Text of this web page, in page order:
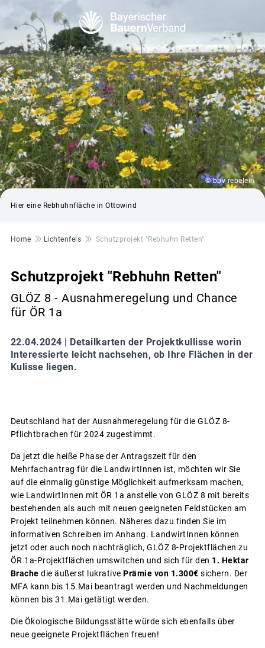
© bbv rebelein
Hier eine Rebhuhnfläche in Ottowind
Pfadnavigation
Home Lichtenfels Schutzprojekt "Rebhuhn Retten"
Schutzprojekt "Rebhuhn Retten"
GLÖZ 8 - Ausnahmeregelung und Chance
für ÖR 1a
22.04.2024 |
Detailkarten der Projektkullisse worin
Interessierte leicht nachsehen, ob Ihre Flächen in der
Kulisse liegen.
Deutschland hat der Ausnahmeregelung für die GLÖZ 8-
Pflichtbrachen für 2024 zugestimmt.
Da jetzt die heiße Phase der Antragszeit für den
Mehrfachantrag für die LandwirtInnen ist, möchten wir Sie
auf die einmalig günstige Möglichkeit aufmerksam machen,
wie LandwirtInnen mit ÖR 1a anstelle von GLÖZ 8 mit bereits
bestehenden als auch mit neuen geeigneten Feldstücken am
Projekt teilnehmen können. Näheres dazu finden Sie im
informativen Schreiben im Anhang. LandwirtInnen können
jetzt oder auch noch nachträglich, GLÖZ 8-Projektflächen zu
ÖR 1a-Projektflächen umswitchen und sich für den 1. Hektar
Brache die äußerst lukrative Prämie von 1.300€ sichern. Der
MFA kann bis 15.Mai beantragt werden und Nachmeldungen
können bis 31.Mai getätigt werden.
Die Ökologische Bildungsstätte würde sich ebenfalls über
neue geeignete Projektflächen freuen!